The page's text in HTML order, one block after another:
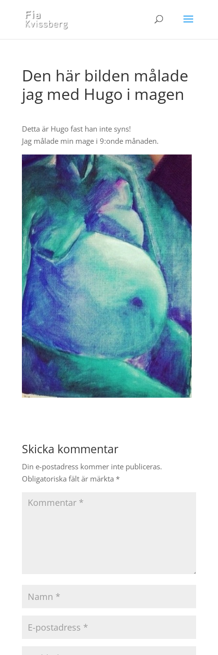
Den här bilden målade
jag med Hugo i magen
Detta är Hugo fast han inte syns!
Jag målade min mage i 9:onde månaden.
Skicka kommentar
Din e-postadress kommer inte publiceras.
Obligatoriska fält är märkta *